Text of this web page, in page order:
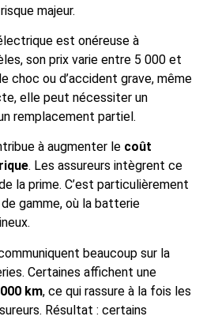
majeur.
est onéreuse à
son prix varie entre 5 000 et
choc ou d’accident grave, même
elle peut nécessiter un
remplacement partiel.
à augmenter le coût
. Les assureurs intègrent ce
la prime. C’est particulièrement
gamme, où la batterie
beaucoup sur la
Certaines affichent une
km, ce qui rassure à la fois les
Résultat : certains